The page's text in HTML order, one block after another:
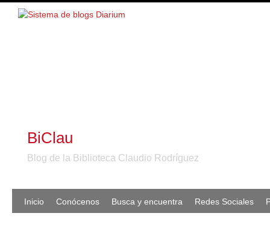
BiClau
Blog de la Biblioteca Claudio Rodríguez
Inicio Conócenos Busca y encuentra Redes Sociales